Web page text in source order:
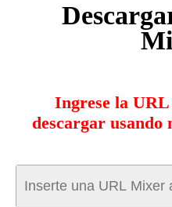
Ingrese la
descargar